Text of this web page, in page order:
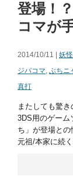
登場！
コマが
2014/10/11 | 妖
ジバコマ, ぶちニ
真打
またしても驚
3DS用のゲーム
ち」が登場との
元祖/本家に続